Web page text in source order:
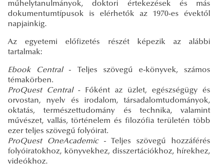
műhelytanulmányok, doktori értekezések és más
dokumentumtípusok is elérhetők az 1970-es évektől
napjainkig.
Az egyetemi előfizetés részét képezik az alábbi
tartalmak:
Ebook Central- Teljes szövegű e-könyvek, számos
témakörben.
ProQuest Central- Főként az üzlet, egészségügy és
orvostan, nyelv és irodalom, társadalomtudományok,
oktatás, természettudomány és technika, valamint
művészet, vallás, történelem és filozófia területén több
ezer teljes szövegű folyóirat.
ProQuest OneAcademic- Teljes szövegű hozzáférés
folyóiratokhoz, könyvekhez, disszertációkhoz, hírekhez,
videókhoz.